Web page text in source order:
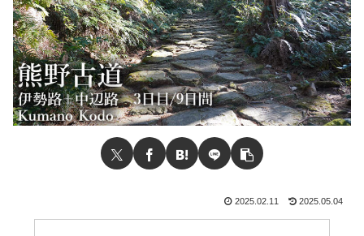
2025.02.11 2025.05.04